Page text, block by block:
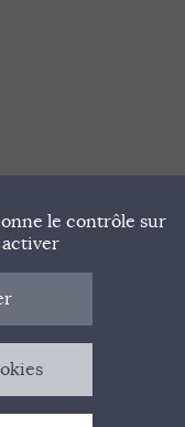
?
le contrôle sur
activer